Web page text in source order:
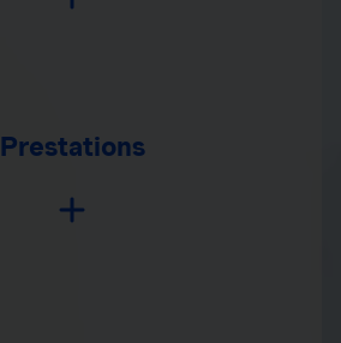
Prestations